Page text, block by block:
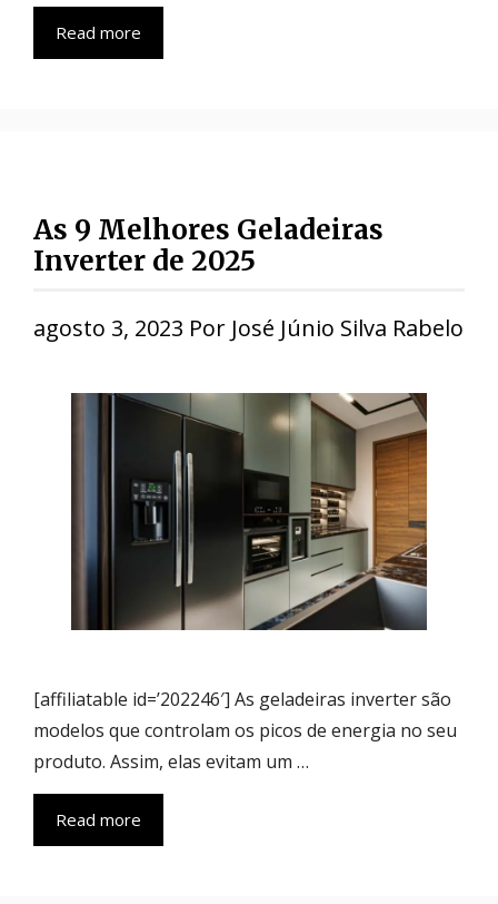
Read more
As 9 Melhores Geladeiras
Inverter de 2025
agosto 3, 2023 Por José Júnio Silva Rabelo
[affiliatable id=’202246′] As geladeiras inverter são
modelos que controlam os picos de energia no seu
produto. Assim, elas evitam um …
Read more